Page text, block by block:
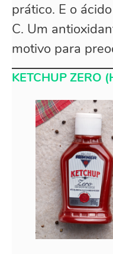
prático. E o
C. Um
motivo para
KETCHUP ZERO